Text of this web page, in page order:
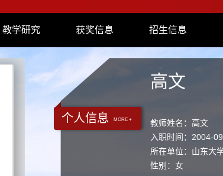
教学研究 获奖信息 招生信息
个人信息 MORE +
高文
教师姓名：高文
入职时间：2004-09
所在单位：山东大
性别：女